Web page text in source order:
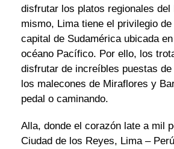
disfrutar los platos regionales del
mismo, Lima tiene el privilegio
capital de Sudamérica ubicada
océano Pacífico. Por ello, los
disfrutar de increíbles puestas
los malecones de Miraflores y
pedal o caminando.
Alla, donde el corazón late a mil
Ciudad de los Reyes, Lima –